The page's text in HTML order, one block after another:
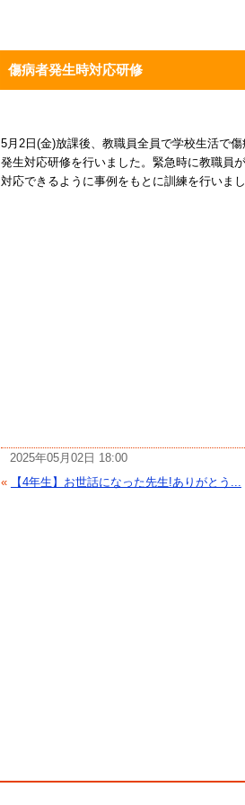
傷病者発生時対応研修
5月2日(金)放課後、教職員全員で学校生活で
発生対応研修を行いました。緊急時に教職員
対応できるように事例をもとに訓練を行いまし
2025年05月02日 18:00
«
【4年生】お世話になった先生!ありがとう...